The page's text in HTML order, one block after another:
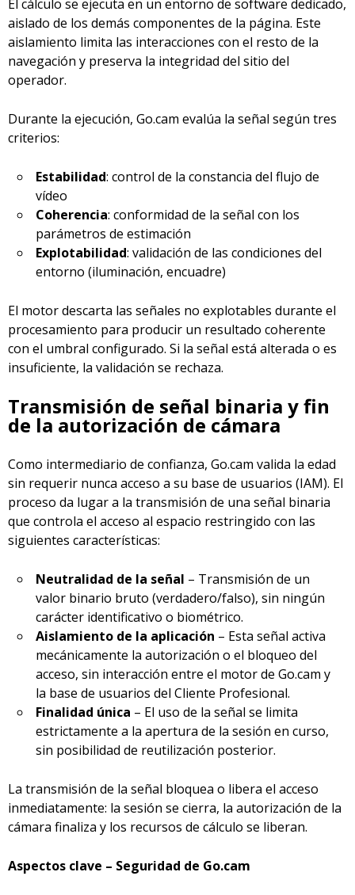
El cálculo se ejecuta en un entorno de software dedicado,
aislado de los demás componentes de la página. Este
aislamiento limita las interacciones con el resto de la
navegación y preserva la integridad del sitio del
operador.
Durante la ejecución, Go.cam evalúa la señal según tres
criterios:
Estabilidad: control de la constancia del flujo de
vídeo
Coherencia: conformidad de la señal con los
parámetros de estimación
Explotabilidad: validación de las condiciones del
entorno (iluminación, encuadre)
El motor descarta las señales no explotables durante el
procesamiento para producir un resultado coherente
con el umbral configurado. Si la señal está alterada o es
insuficiente, la validación se rechaza.
Transmisión de señal binaria y fin
de la autorización de cámara
Como intermediario de confianza, Go.cam valida la edad
sin requerir nunca acceso a su base de usuarios (IAM). El
proceso da lugar a la transmisión de una señal binaria
que controla el acceso al espacio restringido con las
siguientes características:
Neutralidad de la señal – Transmisión de un
valor binario bruto (verdadero/falso), sin ningún
carácter identificativo o biométrico.
Aislamiento de la aplicación – Esta señal activa
mecánicamente la autorización o el bloqueo del
acceso, sin interacción entre el motor de Go.cam y
la base de usuarios del Cliente Profesional.
Finalidad única – El uso de la señal se limita
estrictamente a la apertura de la sesión en curso,
sin posibilidad de reutilización posterior.
La transmisión de la señal bloquea o libera el acceso
inmediatamente: la sesión se cierra, la autorización de la
cámara finaliza y los recursos de cálculo se liberan.
Aspectos clave – Seguridad de Go.cam